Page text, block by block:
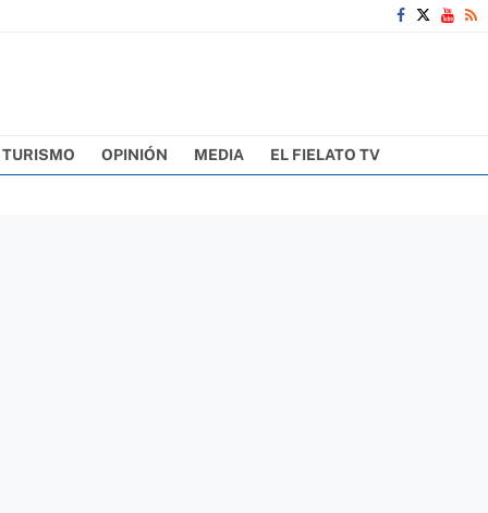
TURISMO OPINIÓN MEDIA EL FIELATO TV